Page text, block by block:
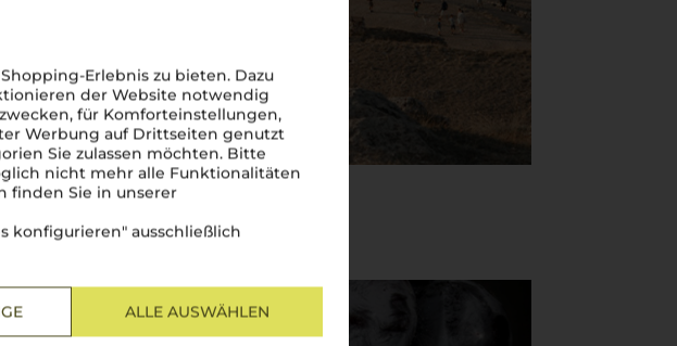
Erlebnis zu bieten. Dazu
der Website notwendig
für Komforteinstellungen,
Werbung auf Drittseiten genutzt
Sie zulassen möchten. Bitte
nicht mehr alle Funktionalitäten
finden Sie in unserer
konfigurieren" ausschließlich
ALLE AUSWÄHLEN